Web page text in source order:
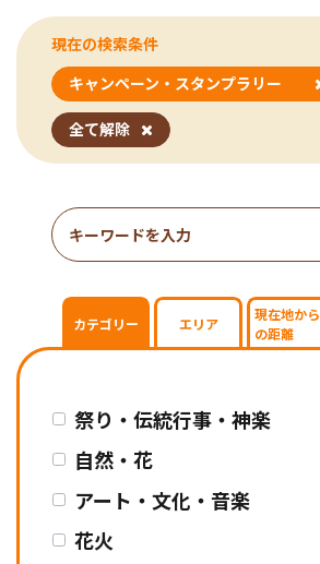
現在の検索条件
キャンペーン・スタンプラリー
全て解除
カテゴリー エリア
現在地から
の距離
祭り・伝統行事・神楽
自然・花
アート・文化・音楽
花火